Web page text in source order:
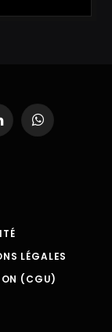
WhatsApp
LÉGALES
(CGU)